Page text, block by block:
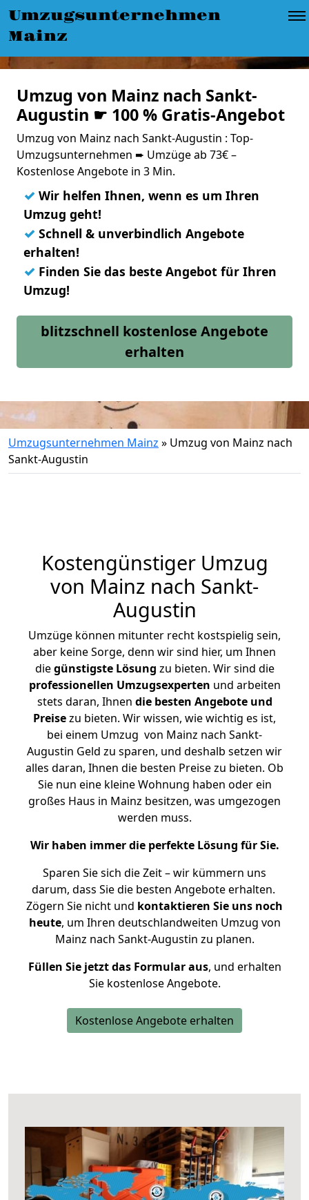
Umzugsunternehmen
Mainz
Umzug von Mainz nach Sankt-
Augustin ☛ 100 % Gratis-Angebot
Umzug von Mainz nach Sankt-Augustin : Top-
Umzugsunternehmen ➨ Umzüge ab 73€ –
Kostenlose Angebote in 3 Min.
✓ Wir helfen Ihnen, wenn es um Ihren
Umzug geht!
✓ Schnell & unverbindlich Angebote
erhalten!
✓ Finden Sie das beste Angebot für Ihren
Umzug!
blitzschnell kostenlose Angebote
erhalten
Umzugsunternehmen Mainz » Umzug von Mainz nach
Sankt-Augustin
Kostengünstiger Umzug
von Mainz nach Sankt-
Augustin
Umzüge können mitunter recht kostspielig sein,
aber keine Sorge, denn wir sind hier, um Ihnen
diegünstigste Lösung zu bieten. Wir sind die
professionellen Umzugsexperten und arbeiten
stets daran, Ihnen die besten Angebote und
Preisezu bieten. Wir wissen, wie wichtig es ist,
bei einem Umzug von Mainz nach Sankt-
Augustin Geld zu sparen, und deshalb setzen wir
alles daran, Ihnen die besten Preise zu bieten. Ob
Sie nun eine kleine Wohnung haben oder ein
großes Haus in Mainz besitzen, was umgezogen
werden muss.
Wir haben immer die perfekte Lösung für Sie.
Sparen Sie sich die Zeit – wir kümmern uns
darum, dass Sie die besten Angebote erhalten.
Zögern Sie nicht und kontaktieren Sie uns noch
heute, um Ihren deutschlandweiten Umzug von
Mainz nach Sankt-Augustin zu planen.
Füllen Sie jetzt das Formular aus, und erhalten
Sie kostenlose Angebote.
Kostenlose Angebote erhalten